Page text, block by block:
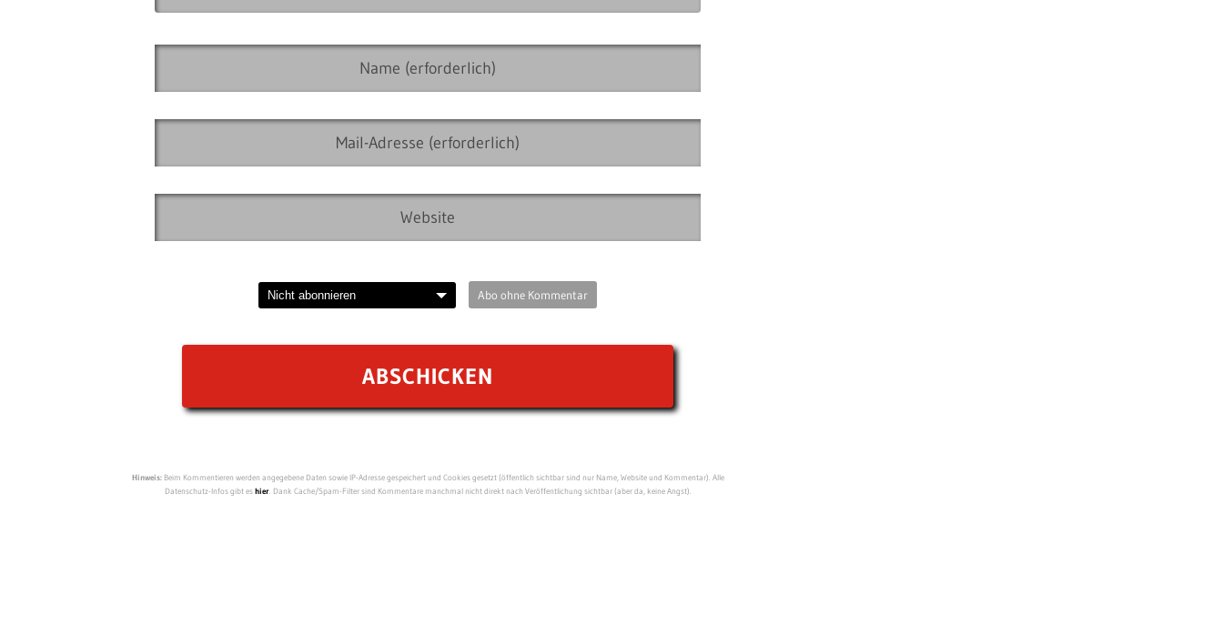
Abo ohne Kommentar
Hinweis:Beim Kommentieren werden angegebene Daten sowie IP-Adresse gespeichert und Cookies gesetzt (öffentlich sichtbar sind nur Name, Website und Kommentar). Alle
Datenschutz-Infos gibt eshier. Dank Cache/Spam-Filter sind Kommentare manchmal nicht direkt nach Veröffentlichung sichtbar (aber da, keine Angst).